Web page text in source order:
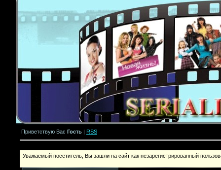
Приветствую Вас Гость | RSS
Уважаемый посетитель, Вы зашли на сайт как незарегистрированный